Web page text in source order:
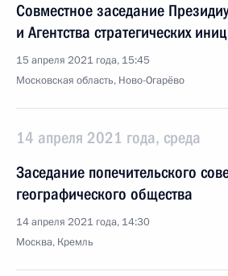
Совместное заседание
и Агентства стратегических
15 апреля 2021 года, 15:45
Московская область, Ново-Огарёво
14 апреля 2021 года, среда
Заседание попечительского
географического общества
14 апреля 2021 года, 14:30
Москва, Кремль